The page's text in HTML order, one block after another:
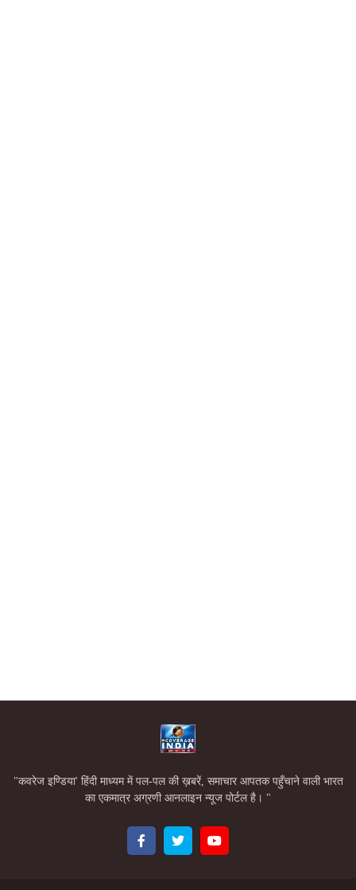
"कवरेज इण्डिया' हिंदी माध्यम में पल-पल की ख़बरें, समाचार आपतक पहुँचाने वाली भारत
का एकमात्र अग्रणी आनलाइन न्यूज पोर्टल है। "